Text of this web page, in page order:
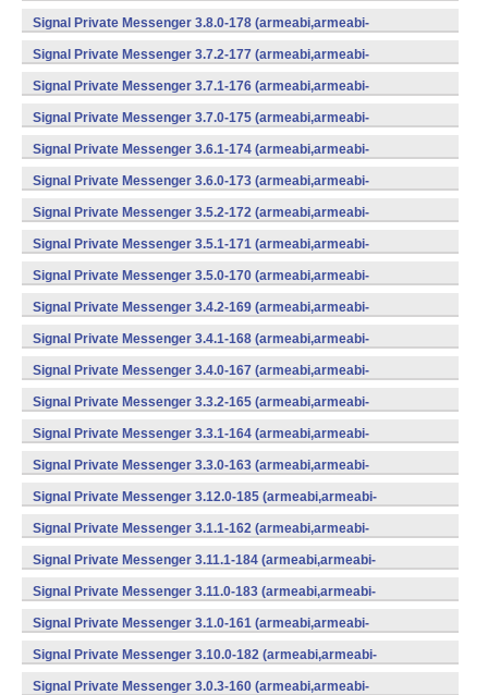
v7a,mips,x86) (Android)
Signal Private Messenger 3.8.0-178 (armeabi,armeabi-
v7a,mips,x86) (Android)
Signal Private Messenger 3.7.2-177 (armeabi,armeabi-
v7a,mips,x86) (Android)
Signal Private Messenger 3.7.1-176 (armeabi,armeabi-
v7a,mips,x86) (Android)
Signal Private Messenger 3.7.0-175 (armeabi,armeabi-
v7a,mips,x86) (Android)
Signal Private Messenger 3.6.1-174 (armeabi,armeabi-
v7a,mips,x86) (Android)
Signal Private Messenger 3.6.0-173 (armeabi,armeabi-
v7a,mips,x86) (Android)
Signal Private Messenger 3.5.2-172 (armeabi,armeabi-
v7a,mips,x86) (Android)
Signal Private Messenger 3.5.1-171 (armeabi,armeabi-
v7a,mips,x86) (Android)
Signal Private Messenger 3.5.0-170 (armeabi,armeabi-
v7a,mips,x86) (Android)
Signal Private Messenger 3.4.2-169 (armeabi,armeabi-
v7a,mips,x86) (Android)
Signal Private Messenger 3.4.1-168 (armeabi,armeabi-
v7a,mips,x86) (Android)
Signal Private Messenger 3.4.0-167 (armeabi,armeabi-
v7a,mips,x86) (Android)
Signal Private Messenger 3.3.2-165 (armeabi,armeabi-
v7a,mips,x86) (Android)
Signal Private Messenger 3.3.1-164 (armeabi,armeabi-
v7a,mips,x86) (Android)
Signal Private Messenger 3.3.0-163 (armeabi,armeabi-
v7a,mips,x86) (Android)
Signal Private Messenger 3.12.0-185 (armeabi,armeabi-
v7a,mips,x86) (Android)
Signal Private Messenger 3.1.1-162 (armeabi,armeabi-
v7a,mips,x86) (Android)
Signal Private Messenger 3.11.1-184 (armeabi,armeabi-
v7a,mips,x86) (Android)
Signal Private Messenger 3.11.0-183 (armeabi,armeabi-
v7a,mips,x86) (Android)
Signal Private Messenger 3.1.0-161 (armeabi,armeabi-
v7a,mips,x86) (Android)
Signal Private Messenger 3.10.0-182 (armeabi,armeabi-
v7a,mips,x86) (Android)
Signal Private Messenger 3.0.3-160 (armeabi,armeabi-